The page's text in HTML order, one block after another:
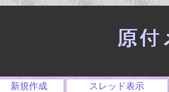
新規作成 スレッド表示